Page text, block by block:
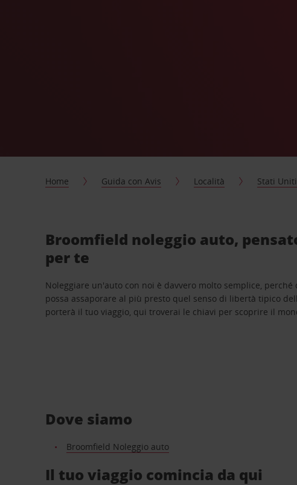
Home Guida con Avis Località Stati
Broomfield noleggio auto,
per te
Noleggiare un'auto con noi è davvero molto semplice, perché
possa assaporare al più presto quel senso di libertà tipico
porterà il tuo viaggio, qui troverai le chiavi per scoprire il
Dove siamo
Broomfield Noleggio auto
Il tuo viaggio comincia da qui